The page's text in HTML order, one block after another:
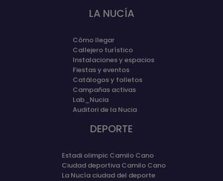
LA NUCÍA
Cómo llegar
Callejero turístico
Instalaciones y espacios
Fiestas y eventos
Catálogos y folletos
Campañas activas
Lab_Nucia
Auditori de la Nucia
DEPORTE
Estadi olimpic Camilo Cano
Ciudad deportiva Camilo Cano
La Nucía ciudad del deporte